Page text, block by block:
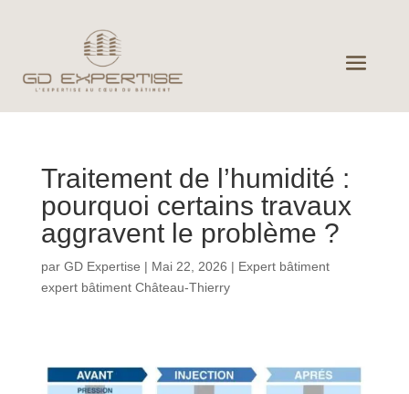
Traitement de l’humidité :
pourquoi certains travaux
aggravent le problème ?
par GD Expertise | Mai 22, 2026 | Expert bâtiment
expert bâtiment Château-Thierry